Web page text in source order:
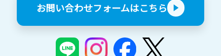
お問い合わせフォームはこちら